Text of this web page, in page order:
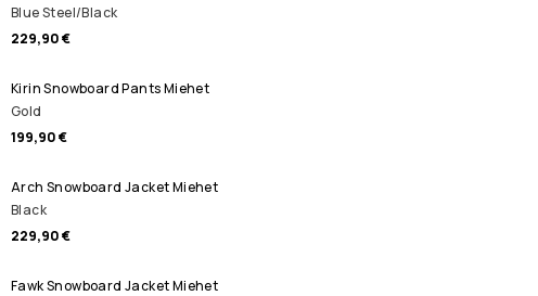
Blue Steel/Black
229,90 €
Kirin Snowboard Pants Miehet
Gold
199,90 €
Arch Snowboard Jacket Miehet
Black
229,90 €
Fawk Snowboard Jacket Miehet